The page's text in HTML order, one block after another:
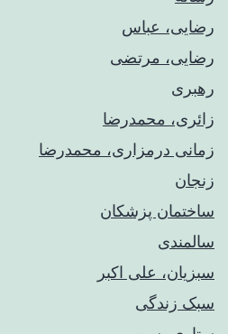
رضایی، عباس
رضایی، مرتضی
رهبری
زائری، محمدرضا
زمانی درمزاری، محمدرضا
زنجان
ساختمان پزشکان
سالمندی
سبزیان، علی اکبر
سبک زندگی